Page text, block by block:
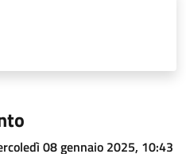
08 gennaio 2025, 10:43